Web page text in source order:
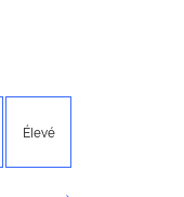
Élevé